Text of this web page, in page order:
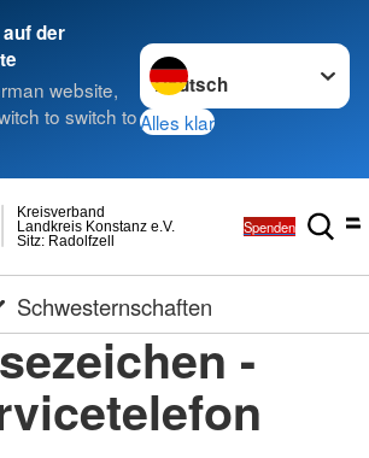
der
website,
to switch to
Sprache wechseln zu
Alles klar
Sitz: Radolfzell
Landkreis Konstanz e.V.
Kreisverband
Spenden
Schwesternschaften
-